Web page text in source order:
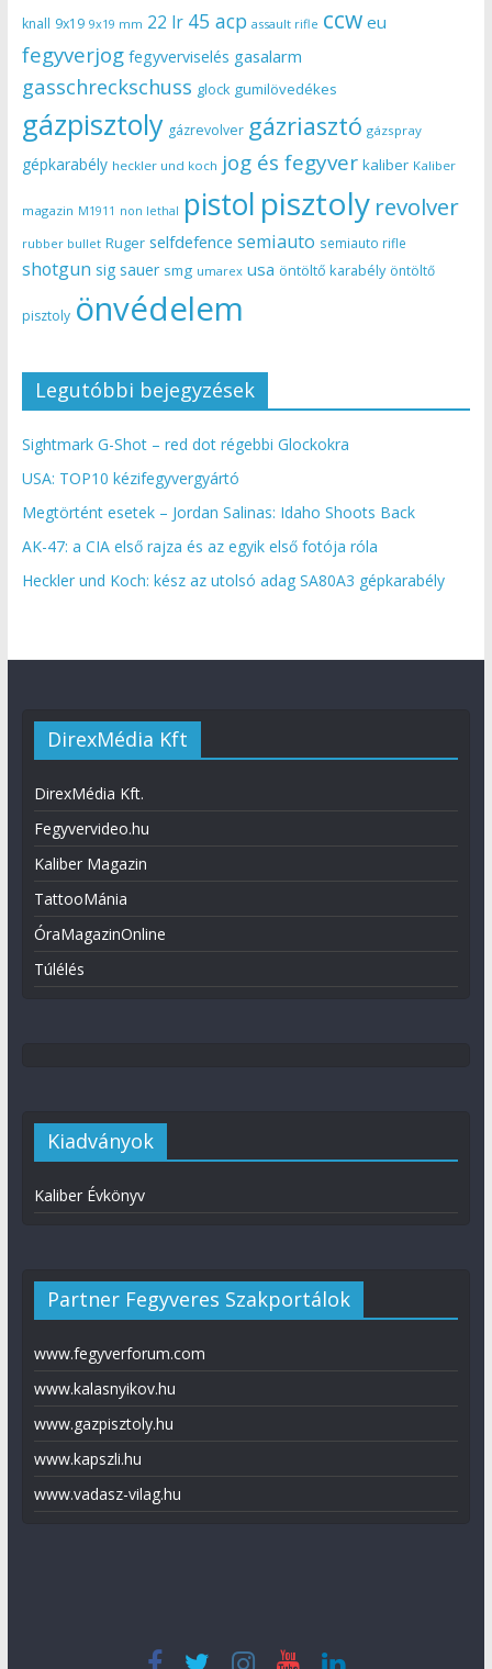
knall 9x19 9x19 mm 22 lr 45 acp assault rifle ccw eu
fegyverjog fegyverviselés gasalarm
gasschreckschuss glock gumilövedékes
gázpisztoly gázrevolver gázriasztó gázspray
gépkarabély heckler und koch jog és fegyver kaliber Kaliber
magazin M1911 non lethal pistol pisztoly revolver
rubber bullet Ruger selfdefence semiauto semiauto rifle
shotgun sig sauer smg umarex usa öntöltő karabély öntöltő
pisztoly önvédelem
Legutóbbi bejegyzések
Sightmark G-Shot – red dot régebbi Glockokra
USA: TOP10 kézifegyvergyártó
Megtörtént esetek – Jordan Salinas: Idaho Shoots Back
AK-47: a CIA első rajza és az egyik első fotója róla
Heckler und Koch: kész az utolsó adag SA80A3 gépkarabély
DirexMédia Kft
DirexMédia Kft.
Fegyvervideo.hu
Kaliber Magazin
TattooMánia
ÓraMagazinOnline
Túlélés
Kiadványok
Kaliber Évkönyv
Partner Fegyveres Szakportálok
www.fegyverforum.com
www.kalasnyikov.hu
www.gazpisztoly.hu
www.kapszli.hu
www.vadasz-vilag.hu